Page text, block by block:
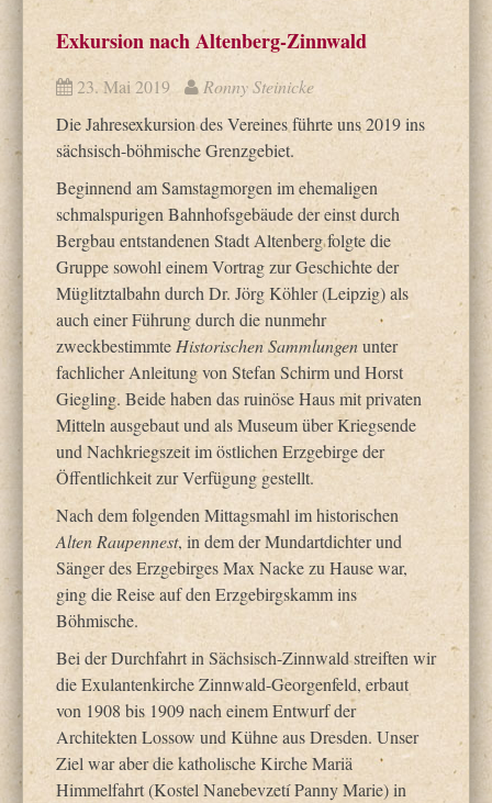
Unser Verein
Veranstaltungen
Projekte
DVG-Tipps
Blog
Exkursion nach Altenberg-Zinnwald
23. Mai 2019
Ronny Steinicke
Die Jahresexkursion des Vereines führte uns 2019 ins
sächsisch-böhmische Grenzgebiet.
Beginnend am Samstagmorgen im ehemaligen
schmalspurigen Bahnhofsgebäude der einst durch
Bergbau entstandenen Stadt Altenberg folgte die
Gruppe sowohl einem Vortrag zur Geschichte der
Müglitztalbahn durch Dr. Jörg Köhler (Leipzig) als
auch einer Führung durch die nunmehr
zweckbestimmteHistorischen Sammlungenunter
fachlicher Anleitung von Stefan Schirm und Horst
Giegling. Beide haben das ruinöse Haus mit privaten
Mitteln ausgebaut und als Museum über Kriegsende
und Nachkriegszeit im östlichen Erzgebirge der
Öffentlichkeit zur Verfügung gestellt.
Nach dem folgenden Mittagsmahl im historischen
Alten Raupennest, in dem der Mundartdichter und
Sänger des Erzgebirges Max Nacke zu Hause war,
ging die Reise auf den Erzgebirgskamm ins
Böhmische.
Bei der Durchfahrt in Sächsisch-Zinnwald streiften wir
die Exulantenkirche Zinnwald-Georgenfeld, erbaut
von 1908 bis 1909 nach einem Entwurf der
Architekten Lossow und Kühne aus Dresden. Unser
Ziel war aber die katholische Kirche Mariä
Himmelfahrt (Kostel Nanebevzetí Panny Marie) in